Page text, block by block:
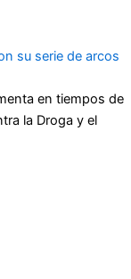
su serie de arcos
en tiempos de
la Droga y el